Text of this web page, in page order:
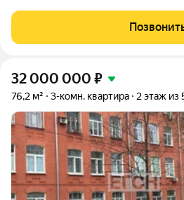
идеальное решение для тех, кто
Квартира расположена на 4
32 000 000 ₽
76,2 м² 3-комн. квартира 2 этаж из